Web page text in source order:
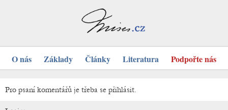
O nás Základy Články Literatura Podpořte nás
Pro psaní komentářů je třeba se přihlásit.